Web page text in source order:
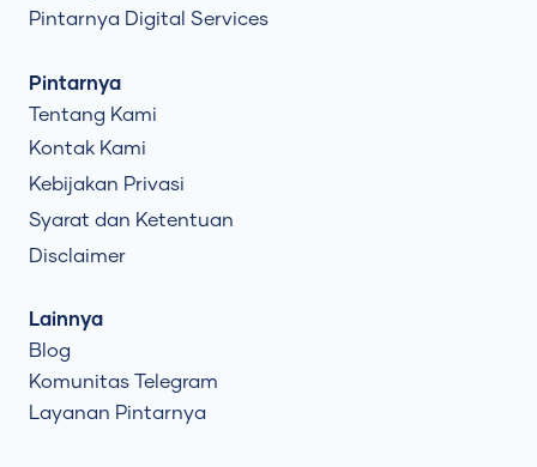
Pintarnya Digital Services
Pintarnya
Tentang Kami
Kontak Kami
Kebijakan Privasi
Syarat dan Ketentuan
Disclaimer
Lainnya
Blog
Komunitas Telegram
Layanan Pintarnya